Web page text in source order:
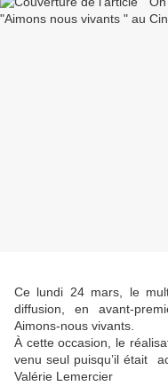
Ce lundi 24 mars, le
diffusion, en avant-
Aimons-nous vivants.
À cette occasion, le
venu seul puisqu’il était
Valérie Lemercier